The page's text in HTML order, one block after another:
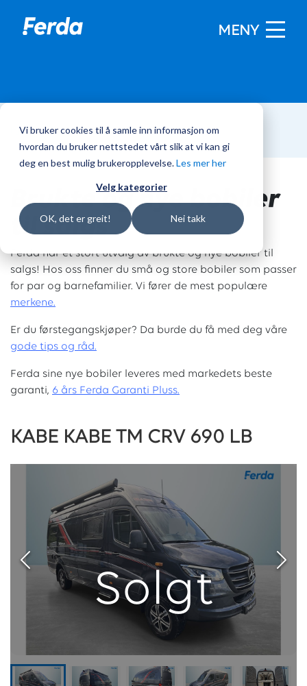
Vi bruker cookies til å samle inn informasjon om
hvordan du bruker nettstedet vårt slik at vi kan gi
deg en best mulig brukeropplevelse.Les mer her
Velg kategorier
OK, det er greit! Nei takk
MENY
Hjem/Bobiler
Brukte og nye bobiler
til salgs
Ferda har et stort utvalg av brukte og nye bobiler til
salgs! Hos oss finner du små og store bobiler som passer
for par og barnefamilier. Vi fører de mest populære
merkene.
Er du førstegangskjøper? Da burde du få med deg våre
gode tips og råd.
Ferda sine nye bobiler leveres med markedets beste
garanti, 6 års Ferda Garanti Pluss.
KABE KABE TM CRV 690 LB
Solgt